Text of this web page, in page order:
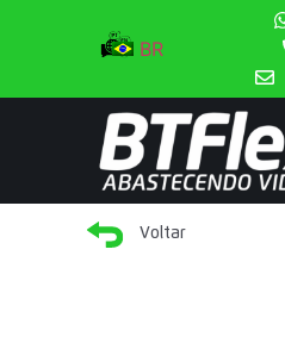
BR
Voltar